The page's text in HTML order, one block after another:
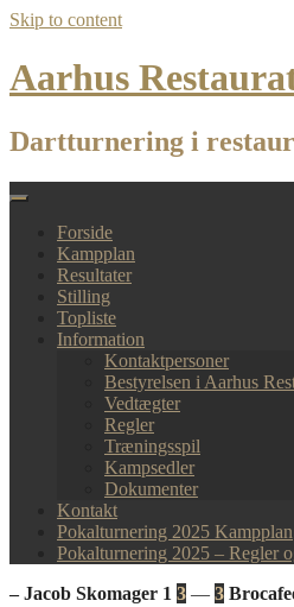
Skip to content
Aarhus
Dartturnering i
Forside
Kampplan
Resultater
Stilling
Topliste
Information
Kontaktpersoner
Bestyrelsen i Aarhus
Vedtægter
Regler
Træningsspil
Kampsedler
Dokumenter
Kontakt
Pokalturnering 2025 Kampplan
Pokalturnering 2025 – Regler
– Jacob Skomager 1 3 — 3